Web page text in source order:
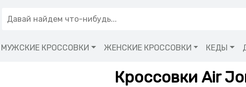
МУЖСКИЕ КРОССОВКИ ЖЕНСКИЕ КРОССОВКИ КЕДЫ
Кроссовки Air